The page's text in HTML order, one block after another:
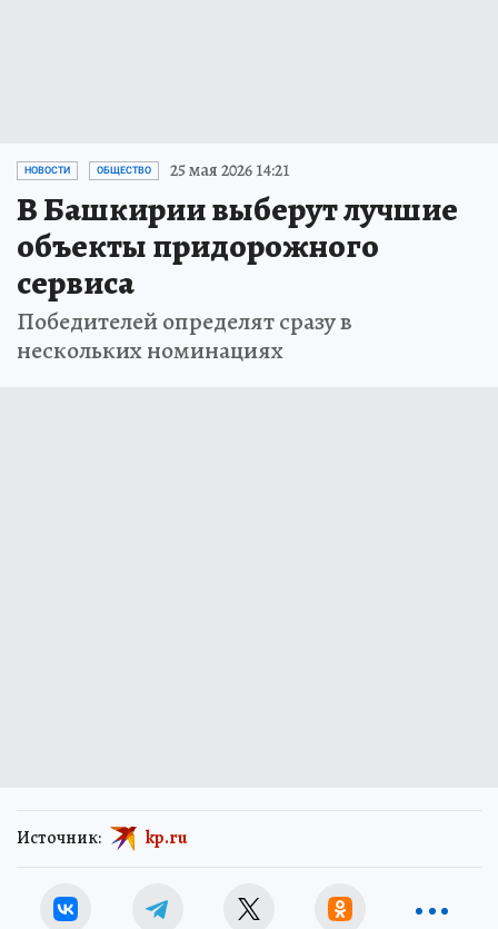
НОВОСТИ ОБЩЕСТВО 25 мая 2026 14:21
В Башкирии выберут лучшие
объекты придорожного
сервиса
Победителей определят сразу в
нескольких номинациях
Источник: kp.ru